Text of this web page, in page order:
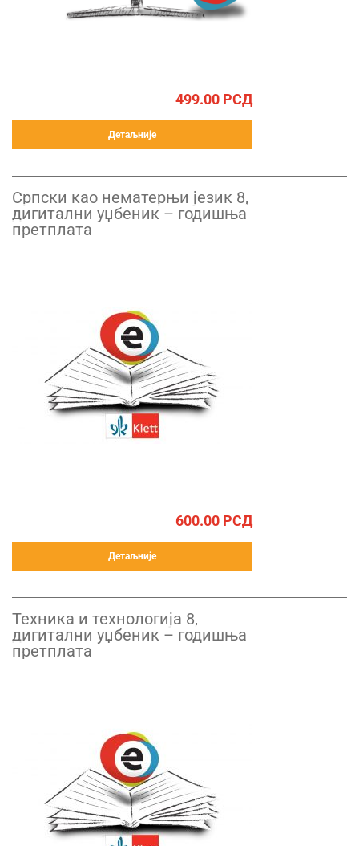
499.00 РСД
Детаљније
Српски као нематерњи језик 8,
дигитални уџбеник – годишња
претплата
600.00 РСД
Детаљније
Техника и технологија 8,
дигитални уџбеник – годишња
претплата